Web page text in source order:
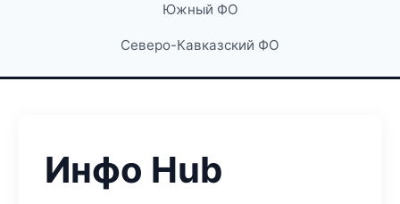
Южный ФО
Северо-Кавказский ФО
Инфо Hub